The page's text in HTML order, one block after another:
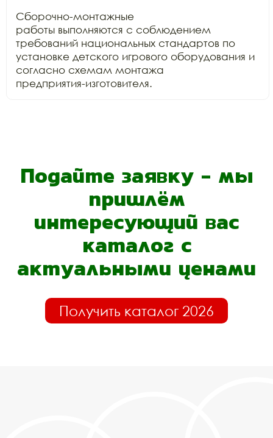
Сборочно-монтажные
работы выполняются с соблюдением
требований национальных стандартов по
установке детского игрового оборудования и
согласно схемам монтажа
предприятия-изготовителя.
Подайте заявку - мы
пришлём
интересующий вас
каталог с
актуальными ценами
Получить каталог 2026